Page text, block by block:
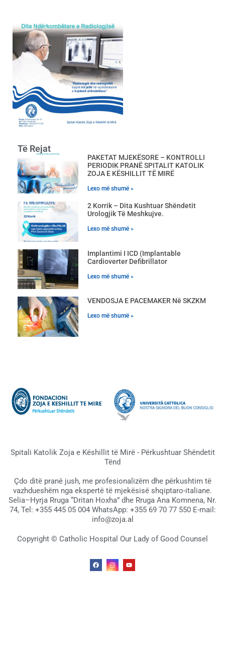
Të Rejat
PAKETAT MJEKËSORE – KONTROLLI
PERIODIK PRANË SPITALIT KATOLIK
ZOJA E KËSHILLIT TË MIRË
Lexo më shumë »
2 Korrik – Dita Kushtuar Shëndetit
Urologjik Të Meshkujve.
Lexo më shumë »
Implantimi I ICD (Implantable
Cardioverter Defibrillator
Lexo më shumë »
VENDOSJA E PACEMAKER Në SKZKM
Lexo më shumë »
Spitali Katolik Zoja e Këshillit të Mirë - Përkushtuar Shëndetit
Tënd
Çdo ditë pranë jush, me profesionalizëm dhe përkushtim të
vazhdueshëm nga ekspertë të mjekësisë shqiptaro-italiane.
Selia–Hyrja Rruga “Dritan Hoxha” dhe Rruga Ana Komnena, Nr.
74, Tel: +355 445 05 004 WhatsApp: +355 69 70 77 550 E-mail:
info@zoja.al
Copyright © Catholic Hospital Our Lady of Good Counsel